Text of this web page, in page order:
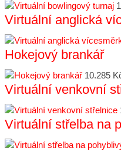
Virtuální anglická
Hokejový brankář
10.285
Virtuální venkovní
Virtuální střelba na